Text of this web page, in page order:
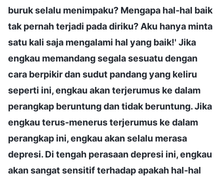
buruk selalu menimpaku? Mengapa hal-hal baik
tak pernah terjadi pada diriku? Aku hanya minta
satu kali saja mengalami hal yang baik!' Jika
engkau memandang segala sesuatu dengan
cara berpikir dan sudut pandang yang keliru
seperti ini, engkau akan terjerumus ke dalam
perangkap beruntung dan tidak beruntung. Jika
engkau terus-menerus terjerumus ke dalam
perangkap ini, engkau akan selalu merasa
depresi. Di tengah perasaan depresi ini, engkau
akan sangat sensitif terhadap apakah hal-hal